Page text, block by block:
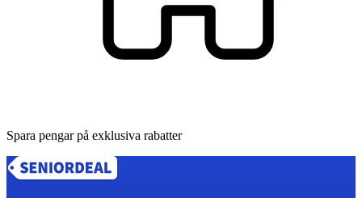
Spara pengar på exklusiva rabatter